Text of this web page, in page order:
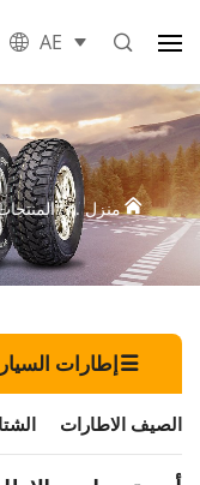
AE
منزل .
إطارات
الصيف الاطارات